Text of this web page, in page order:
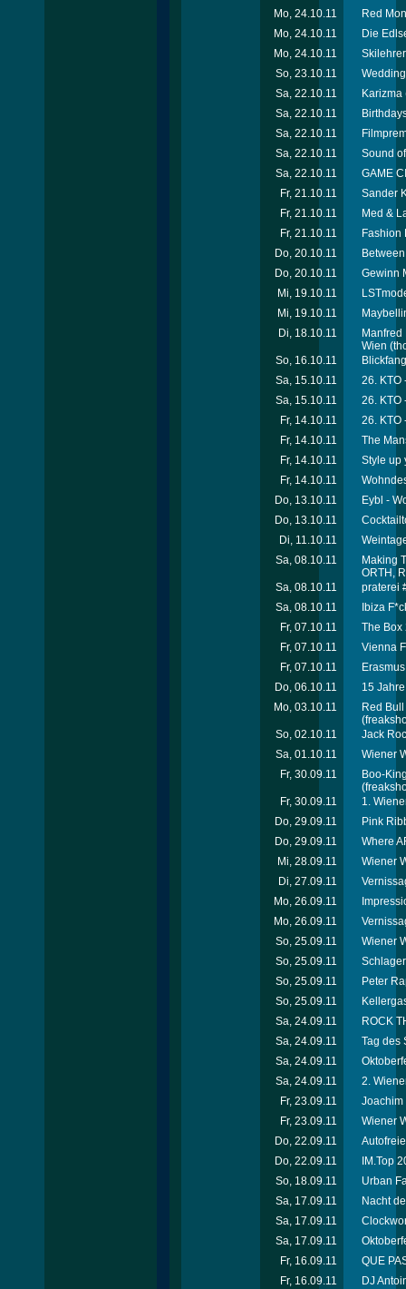
Mo, 24.10.11
Red
Mo, 24.10.11
Die
Mo, 24.10.11
So, 23.10.11
Sa, 22.10.11
Karizma
Sa, 22.10.11
Sa, 22.10.11
Sa, 22.10.11
Sound
Sa, 22.10.11
GAME
Fr, 21.10.11
Sander
Fr, 21.10.11
Med &
Fr, 21.10.11
Fashion
Do, 20.10.11
Do, 20.10.11
Gewinn
Mi, 19.10.11
Mi, 19.10.11
Di, 18.10.11
Wien
So, 16.10.11
Sa, 15.10.11
26. KTO
Sa, 15.10.11
26. KTO
Fr, 14.10.11
26. KTO
Fr, 14.10.11
The
Fr, 14.10.11
Style up
Fr, 14.10.11
Do, 13.10.11
Eybl -
Do, 13.10.11
Di, 11.10.11
Sa, 08.10.11
Making
ORTH,
Sa, 08.10.11
praterei
Sa, 08.10.11
Ibiza
Fr, 07.10.11
The Box
Fr, 07.10.11
Vienna
Fr, 07.10.11
Do, 06.10.11
15
Mo, 03.10.11
Red
So, 02.10.11
Jack
Sa, 01.10.11
Wiener
Fr, 30.09.11
Boo-
Fr, 30.09.11
1.
Do, 29.09.11
Pink
Do, 29.09.11
Where
Mi, 28.09.11
Wiener
Di, 27.09.11
Mo, 26.09.11
Mo, 26.09.11
So, 25.09.11
Wiener
So, 25.09.11
So, 25.09.11
Peter
So, 25.09.11
Sa, 24.09.11
ROCK
Sa, 24.09.11
Tag des
Sa, 24.09.11
Sa, 24.09.11
2.
Fr, 23.09.11
Joachim
Fr, 23.09.11
Wiener
Do, 22.09.11
Do, 22.09.11
IM.Top
So, 18.09.11
Urban
Sa, 17.09.11
Nacht
Sa, 17.09.11
Sa, 17.09.11
Fr, 16.09.11
QUE
Fr, 16.09.11
DJ